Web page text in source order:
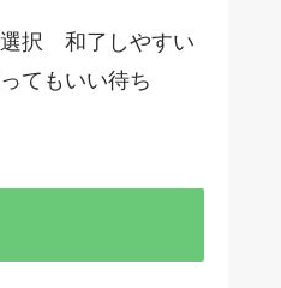
択 和了しやすい
てもいい待ち